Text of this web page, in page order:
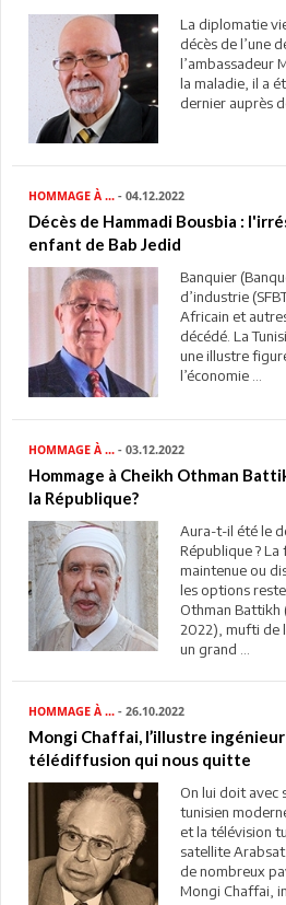
La diplomatie
décès de l’une
l’ambassadeur
la maladie, il a
dernier auprès
HOMMAGE À ... - 04.12.2022
Décès de Hammadi Bousbia :
enfant de Bab Jedid
Banquier
d’industrie
Africain et
décédé. La
une illustre
l’économie ...
HOMMAGE À ... - 03.12.2022
Hommage à Cheikh Othman
la République?
Aura-t-il été le
République ?
maintenue ou
les options
Othman Battikh
2022), mufti de
un grand ...
HOMMAGE À ... - 26.10.2022
Mongi Chaffai, l’illustre
télédiffusion qui nous quitte
On lui doit avec
tunisien
et la télévision
satellite
de nombreux
Mongi Chaffai,